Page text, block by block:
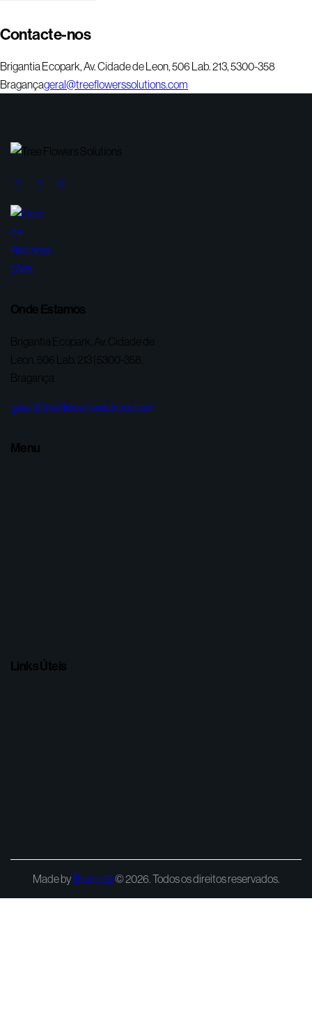
Contacte-nos
Brigantia Ecopark, Av. Cidade de Leon, 506 Lab. 213, 5300-358
Bragançageral@treeflowerssolutions.com
Onde Estamos
Brigantia Ecopark, Av. Cidade de
Leon, 506 Lab. 213 | 5300-358,
Bragança
geral@treeflowerssolutions.com
Menu
Links Úteis
Made byBrand 22© 2026. Todos os direitos reservados.